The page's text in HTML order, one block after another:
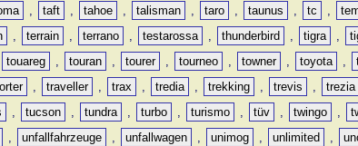
, taft , tahoe , talisman , taro , taunus , tc ,
, terrain , terrano , testarossa , thunderbird , tigra ,
touareg , touran , tourer , tourneo , towner , toyota ,
, traveller , trax , tredia , trekking , trevis , trezia
, tucson , tundra , turbo , turismo , tüv , twingo ,
, unfallfahrzeuge , unfallwagen , unimog , unlimited ,